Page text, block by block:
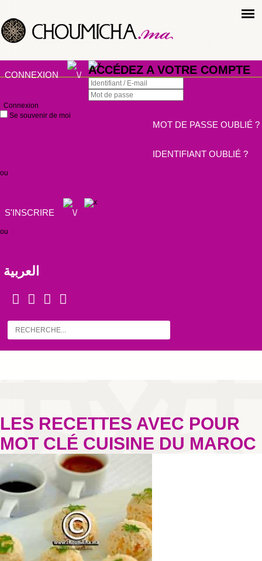
CONNEXION ACCÉDEZ A VOTRE COMPTE
Connexion
Se souvenir de moi
MOT DE PASSE OUBLIÉ ?
IDENTIFIANT OUBLIÉ ?
ou
S'INSCRIRE
ou
العربية
LES RECETTES AVEC POUR
MOT CLÉ CUISINE DU MAROC